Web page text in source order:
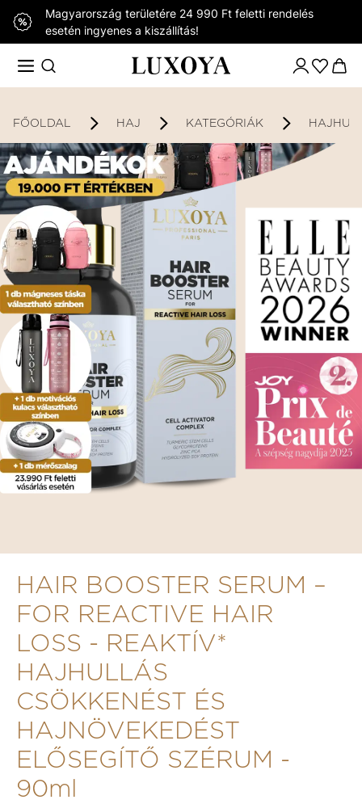
Magyarország területére 24 990 Ft feletti rendelés
esetén ingyenes a kiszállítás!
FŐOLDAL HAJ KATEGÓRIÁK
HAIR BOOSTER SERUM –
FOR REACTIVE HAIR
LOSS - REAKTÍV*
HAJHULLÁS
CSÖKKENÉST ÉS
HAJNÖVEKEDÉST
ELŐSEGÍTŐ SZÉRUM -
90ml